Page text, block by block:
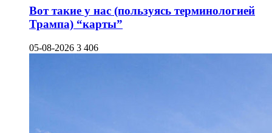
Вот такие у нас (пользуясь терминологией
Трампа) “карты”
05-08-2026 3 406